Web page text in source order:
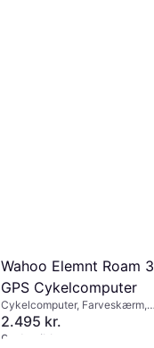
Wahoo Elemnt Roam 3
GPS Cykelcomputer
Cykelcomputer, Farveskærm,
Touchskærm, ANT+
2.495 kr.
9+ butikker